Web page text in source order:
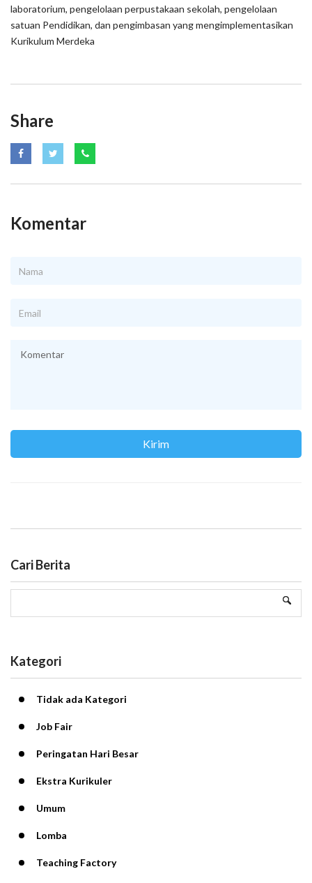
laboratorium, pengelolaan perpustakaan sekolah, pengelolaan
satuan Pendidikan, dan pengimbasan yang mengimplementasikan
Kurikulum Merdeka
Share
Komentar
Cari Berita
Kategori
Tidak ada Kategori
Job Fair
Peringatan Hari Besar
Ekstra Kurikuler
Umum
Lomba
Teaching Factory